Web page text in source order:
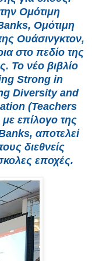
Ομότιμη
Ομότιμη
Ουάσινγκτον,
στο πεδίο της
Το νέο βιβλίο
Strong in
Diversity and
(Teachers
επίλογο της
αποτελεί
διεθνείς
εποχές.